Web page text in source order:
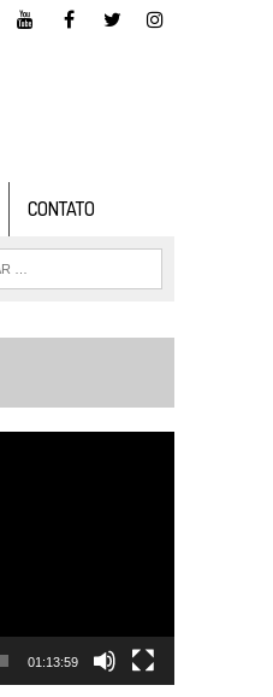
CONTATO
01:13:59